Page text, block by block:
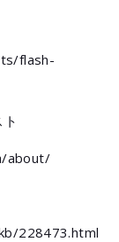
flash-
about/
228473.html